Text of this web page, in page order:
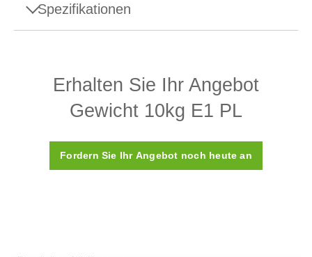
Spezifikationen
Aufbau Einteilig (Monobloc)
8.000 (±30) kg/m3
Suszeptibilität X < 0.02
Kalibrierungszertifikat Nein
Erhalten Sie Ihr Angebot
Gewicht 10kg E1 PL
Fordern Sie Ihr Angebot noch heute an